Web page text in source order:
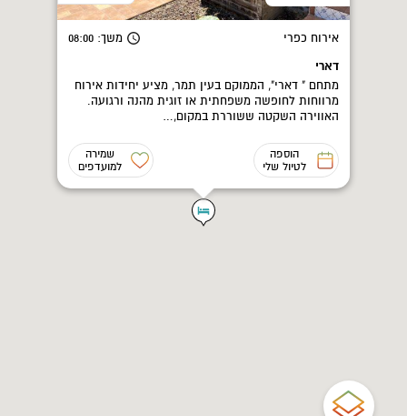
אירוח כפרי משך: 08:00
דארי
מתחם " דארי", הממוקם בעין תמר, מציע יחידות אירוח
מרווחות לחופשה משפחתית או זוגית מהנה ורגועה.
האווירה השקטה ששוררת במקום,…
הוספה
לטיול שלי
שמירה
למועדפים